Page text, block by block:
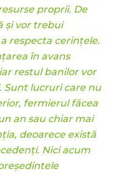
proprii. De
și vor trebui
respecta cerințele.
în avans
restul banilor vor
Sunt lucruri care nu
fermierul făcea
an sau chiar mai
deoarece există
Nici acum